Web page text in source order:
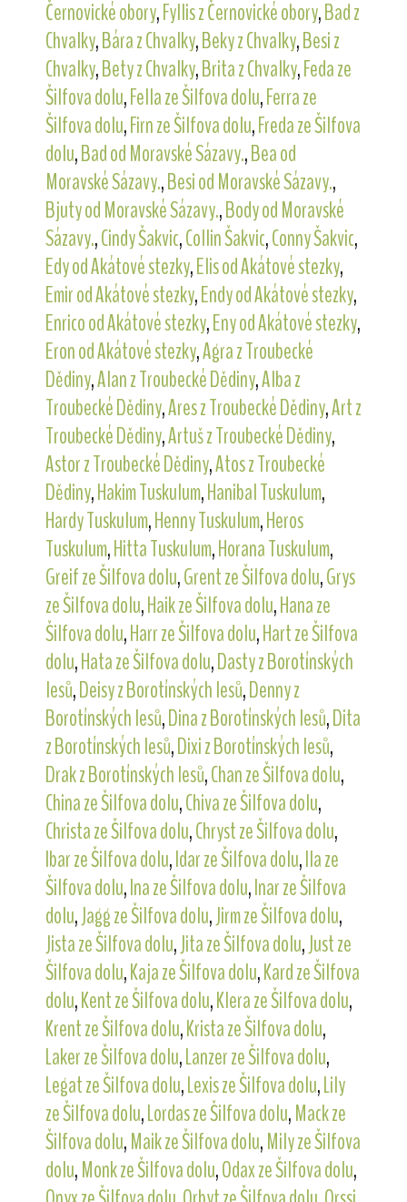
Černovické obory,Fyllis z Černovické obory,Bad z
Chvalky,Bára z Chvalky,Beky z Chvalky,Besi z
Chvalky,Bety z Chvalky,Brita z Chvalky,Feda ze
Šilfova dolu,Fella ze Šilfova dolu,Ferra ze
Šilfova dolu,Firn ze Šilfova dolu,Freda ze Šilfova
dolu,Bad od Moravské Sázavy.,Bea od
Moravské Sázavy.,Besi od Moravské Sázavy.,
Bjuty od Moravské Sázavy.,Body od Moravské
Sázavy.,Cindy Šakvic,Collin Šakvic,Conny Šakvic,
Edy od Akátové stezky,Elis od Akátové stezky,
Emir od Akátové stezky,Endy od Akátové stezky,
Enrico od Akátové stezky,Eny od Akátové stezky,
Eron od Akátové stezky,Agra z Troubecké
Dědiny,Alan z Troubecké Dědiny,Alba z
Troubecké Dědiny,Ares z Troubecké Dědiny,Art z
Troubecké Dědiny,Artuš z Troubecké Dědiny,
Astor z Troubecké Dědiny,Atos z Troubecké
Dědiny,Hakim Tuskulum,Hanibal Tuskulum,
Hardy Tuskulum,Henny Tuskulum,Heros
Tuskulum,Hitta Tuskulum,Horana Tuskulum,
Greif ze Šilfova dolu,Grent ze Šilfova dolu,Grys
ze Šilfova dolu,Haik ze Šilfova dolu,Hana ze
Šilfova dolu,Harr ze Šilfova dolu,Hart ze Šilfova
dolu,Hata ze Šilfova dolu,Dasty z Borotínských
lesů,Deisy z Borotínských lesů,Denny z
Borotínských lesů,Dina z Borotínských lesů,Dita
z Borotínských lesů,Dixi z Borotínských lesů,
Drak z Borotínských lesů,Chan ze Šilfova dolu,
China ze Šilfova dolu,Chiva ze Šilfova dolu,
Christa ze Šilfova dolu,Chryst ze Šilfova dolu,
Ibar ze Šilfova dolu,Idar ze Šilfova dolu,Ila ze
Šilfova dolu,Ina ze Šilfova dolu,Inar ze Šilfova
dolu,Jagg ze Šilfova dolu,Jirm ze Šilfova dolu,
Jista ze Šilfova dolu,Jita ze Šilfova dolu,Just ze
Šilfova dolu,Kaja ze Šilfova dolu,Kard ze Šilfova
dolu,Kent ze Šilfova dolu,Klera ze Šilfova dolu,
Krent ze Šilfova dolu,Krista ze Šilfova dolu,
Laker ze Šilfova dolu,Lanzer ze Šilfova dolu,
Legat ze Šilfova dolu,Lexis ze Šilfova dolu,Lily
ze Šilfova dolu,Lordas ze Šilfova dolu,Mack ze
Šilfova dolu,Maik ze Šilfova dolu,Mily ze Šilfova
dolu,Monk ze Šilfova dolu,Odax ze Šilfova dolu,